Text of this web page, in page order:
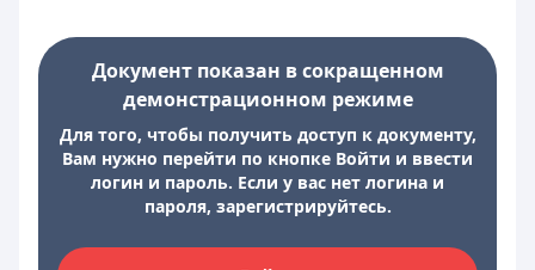
Документ показан в сокращенном
демонстрационном режиме
Для того, чтобы получить доступ к документу,
Вам нужно перейти по кнопке Войти и ввести
логин и пароль. Если у вас нет логина и
пароля, зарегистрируйтесь.